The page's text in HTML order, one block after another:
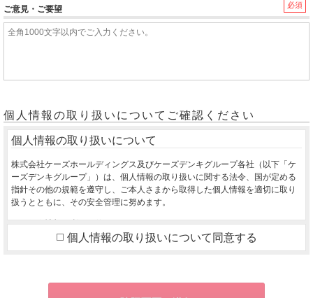
必須
ご意見・ご要望
個人情報の取り扱いについてご確認ください
個人情報の取り扱いについて
株式会社ケーズホールディングス及びケーズデンキグループ各社（以下「ケ
ーズデンキグループ」）は、個人情報の取り扱いに関する法令、国が定める
指針その他の規範を遵守し、ご本人さまから取得した個人情報を適切に取り
扱うとともに、その安全管理に努めます。
１．個人情報の利用目的
ご本人さまから同意をいただいた利用目的の達成に必要な範囲を超えて、取
得した個人情報を利用いたしません。
お取り寄せ商品が入荷した際、お客様にご連絡させていただくため
個人情報の取り扱いについて同意する